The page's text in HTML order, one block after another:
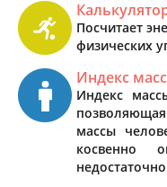
Посчитает
физических
Индекс
Индекс
массы
косвенно